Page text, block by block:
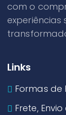
com o
experiências
Links
Formas
Frete,